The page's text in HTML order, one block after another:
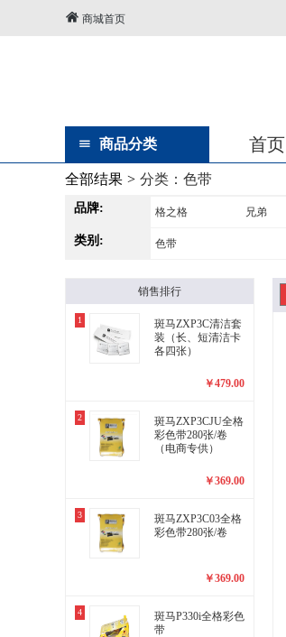
商城首页
商品分类 首页
全部结果 > 分类： 色带
品牌: 格之格 兄弟
类别: 色带
销售排行
1
斑马ZXP3C清洁套
装（长、短清洁卡
各四张）
￥479.00
2
斑马ZXP3CJU全格
彩色带280张/卷
（电商专供）
￥369.00
3
斑马ZXP3C03全格
彩色带280张/卷
￥369.00
4
斑马P330i全格彩色
带